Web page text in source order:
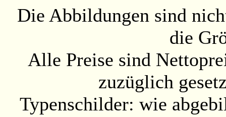
Die Abbildungen sind
die
Alle Preise sind
zuzüglich
Typenschilder: wie